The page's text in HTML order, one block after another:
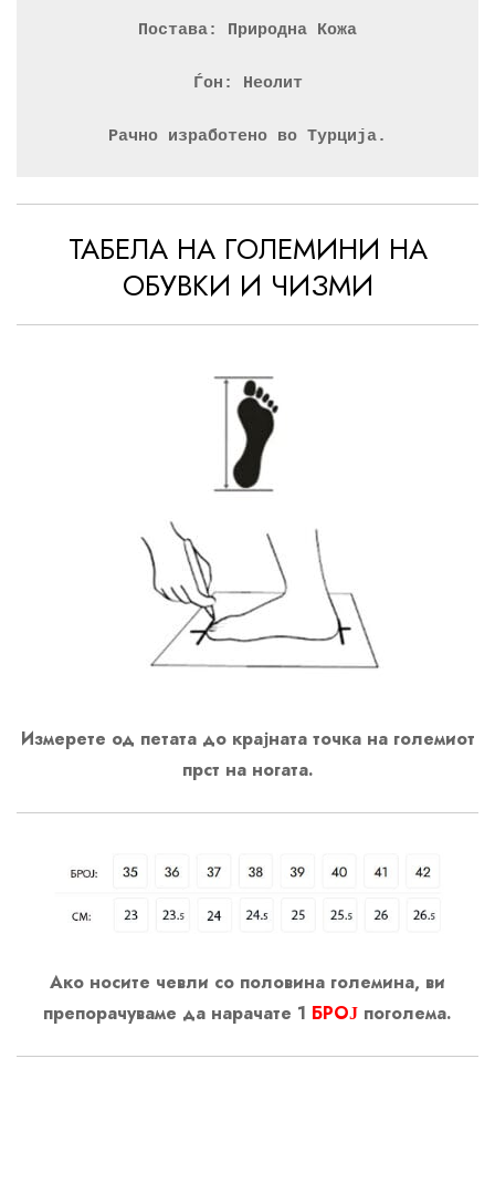
Постава: Природна Кожа
Ѓон: Неолит
Рачно изработено во Турција.
ТАБЕЛА НА ГОЛЕМИНИ НА
ОБУВКИ И ЧИЗМИ
Измерете од петата до крајната точка на големиот
прст на ногата.
Ако носите чевли со половина големина, ви
препорачуваме да нарачате 1 БРОЈ поголема.